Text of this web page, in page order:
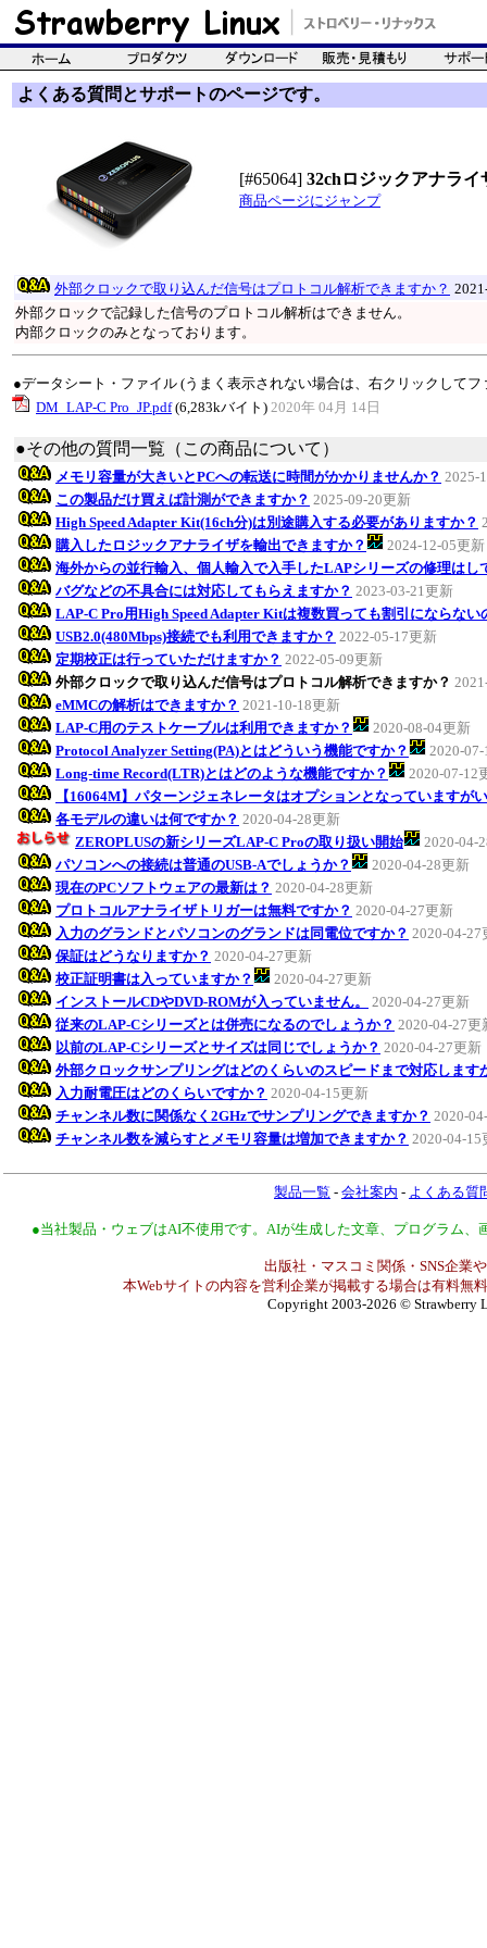
よくある質問とサポートのページです。
[#65064] 32chロジックアナライ
商品ページにジャンプ
外部クロックで取り込んだ信号はプロトコル解析できますか？
外部クロックで記録した信号のプロトコル解析はできません。
内部クロックのみとなっております。
●データシート・ファイル (うまく表示されない場合は、右クリックして
DM_LAP-C Pro_JP.pdf(6,283kバイト) 2020年 04月 14日
●その他の質問一覧（この商品について）
メモリ容量が大きいとPCへの転送に時間がかかりませんか？ 2025-
この製品だけ買えば計測ができますか？ 2025-09-20更新
High Speed Adapter Kit(16ch分)は別途購入する必要がありますか？
購入したロジックアナライザを輸出できますか？
2024-12-05更新
海外からの並行輸入、個人輸入で入手したLAPシリーズの修理はし
バグなどの不具合には対応してもらえますか？ 2023-03-21更新
LAP-C Pro用High Speed Adapter Kitは複数買っても割引にならない
USB2.0(480Mbps)接続でも利用できますか？ 2022-05-17更新
定期校正は行っていただけますか？ 2022-05-09更新
外部クロックで取り込んだ信号はプロトコル解析できますか？
eMMCの解析はできますか？ 2021-10-18更新
LAP-C用のテストケーブルは利用できますか？
2020-08-04更新
Protocol Analyzer Setting(PA)とはどういう機能ですか？
2020-
Long-time Record(LTR)とはどのような機能ですか？
2020-07-12
【16064M】パターンジェネレータはオプションとなっていますが
各モデルの違いは何ですか？ 2020-04-28更新
ZEROPLUSの新シリーズLAP-C Proの取り扱い開始
2020-04-
パソコンへの接続は普通のUSB-Aでしょうか？
2020-04-28更新
現在のPCソフトウェアの最新は？ 2020-04-28更新
プロトコルアナライザトリガーは無料ですか？ 2020-04-27更新
入力のグランドとパソコンのグランドは同電位ですか？ 2020-04-27
保証はどうなりますか？ 2020-04-27更新
校正証明書は入っていますか？
2020-04-27更新
インストールCDやDVD-ROMが入っていません。
2020-04-27更新
従来のLAP-Cシリーズとは併売になるのでしょうか？ 2020-04-27更
以前のLAP-Cシリーズとサイズは同じでしょうか？ 2020-04-27更新
外部クロックサンプリングはどのくらいのスピードまで対応します
入力耐電圧はどのくらいですか？ 2020-04-15更新
チャンネル数に関係なく2GHzでサンプリングできますか？ 2020-
チャンネル数を減らすとメモリ容量は増加できますか？ 2020-04-15
製品一覧 - 会社案内 - よくある質
●当社製品・ウェブはAI不使用です。AIが生成した文章、プログラム
出版社・マスコミ関係・SNS企業
本Webサイトの内容を営利企業が掲載する場合は有料無
Copyright 2003-2026 © Strawberry